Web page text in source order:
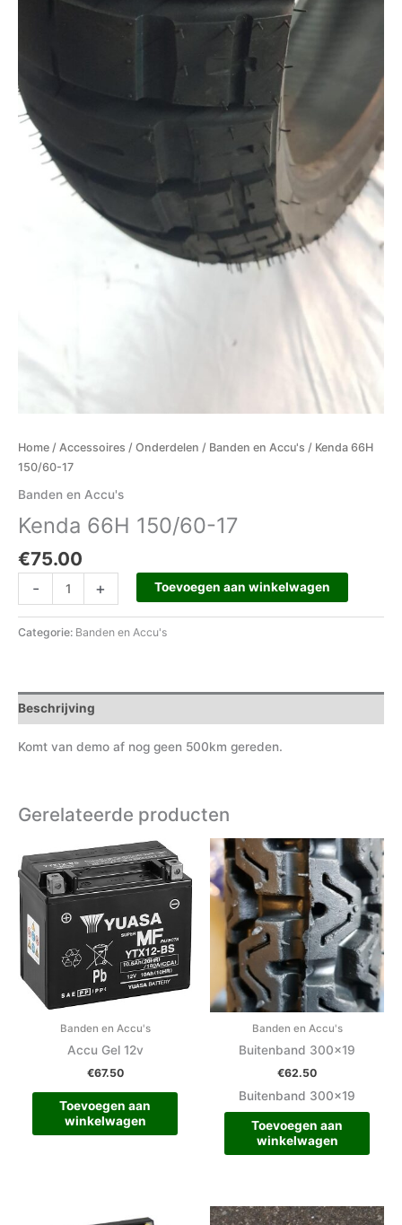
Home / Accessoires / Onderdelen / Banden en Accu's / Kenda 66H
150/60-17
Banden en Accu's
Kenda 66H 150/60-17
€75.00
- + Toevoegen aan winkelwagen
Categorie: Banden en Accu's
Beschrijving
Komt van demo af nog geen 500km gereden.
Gerelateerde producten
Banden en Accu's
Accu Gel 12v
€67.50
Toevoegen aan
winkelwagen
Banden en Accu's
Buitenband 300×19
€62.50
Buitenband 300×19
Toevoegen aan
winkelwagen